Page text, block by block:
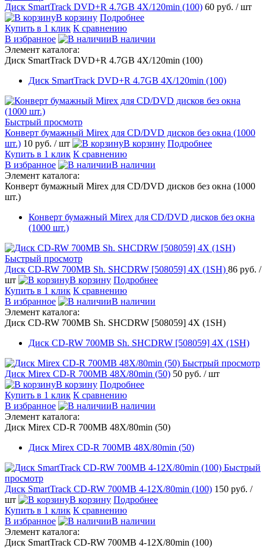
Диск SmartTrack DVD+R 4.7GB 4X/120min (100) 60 руб. / шт
В корзину Подробнее
Купить в 1 клик К сравнению
В избранное
В наличии
Элемент каталога:
Диск SmartTrack DVD+R 4.7GB 4X/120min (100)
Диск SmartTrack DVD+R 4.7GB 4X/120min (100)
Быстрый просмотр
Конверт бумажный Mirex для CD/DVD дисков без окна (1000
шт.) 10 руб. / шт В корзину Подробнее
Купить в 1 клик К сравнению
В избранное
В наличии
Элемент каталога:
Конверт бумажный Mirex для CD/DVD дисков без окна (1000
шт.)
Конверт бумажный Mirex для CD/DVD дисков без окна
(1000 шт.)
Быстрый просмотр
Диск CD-RW 700MB Sh. SHCDRW [508059] 4X (1SH) 86 руб. /
шт
В корзину Подробнее
Купить в 1 клик К сравнению
В избранное
В наличии
Элемент каталога:
Диск CD-RW 700MB Sh. SHCDRW [508059] 4X (1SH)
Диск CD-RW 700MB Sh. SHCDRW [508059] 4X (1SH)
Быстрый просмотр
Диск Mirex CD-R 700MB 48X/80min (50) 50 руб. / шт
В корзину Подробнее
Купить в 1 клик К сравнению
В избранное
В наличии
Элемент каталога:
Диск Mirex CD-R 700MB 48X/80min (50)
Диск Mirex CD-R 700MB 48X/80min (50)
Быстрый
просмотр
Диск SmartTrack CD-RW 700MB 4-12X/80min (100) 150 руб. /
шт
В корзину Подробнее
Купить в 1 клик К сравнению
В избранное
В наличии
Элемент каталога:
Диск SmartTrack CD-RW 700MB 4-12X/80min (100)